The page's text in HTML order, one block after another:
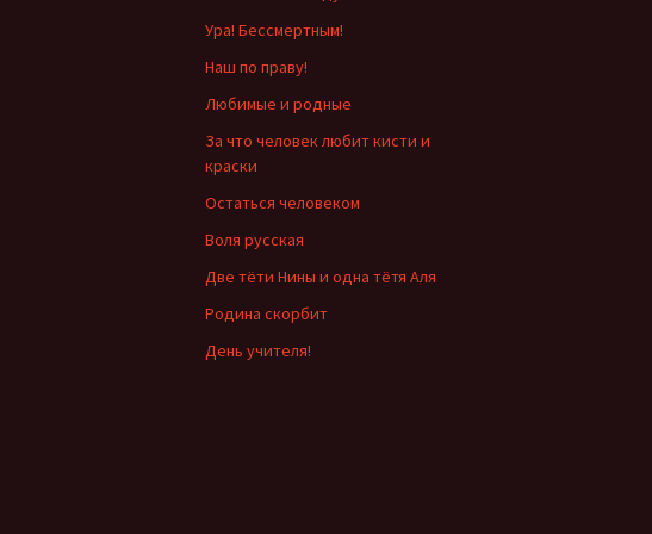
Ура! Бессмертным!
Наш по праву!
Любимые и родные
За что человек любит кисти и
краски
Остаться человеком
Воля русская
Две тёти Нины и одна тётя Аля
Родина скорбит
День учителя!